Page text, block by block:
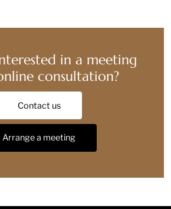
in a meeting
consultation?
Contact us
Arrange a meeting